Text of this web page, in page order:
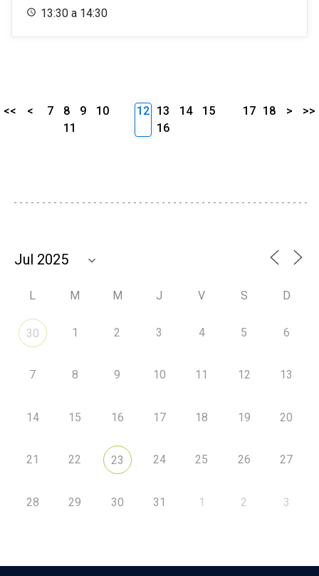
13:30 a 14:30
<< < 7 8 9
10
11
12 13 14
15
16
17 18 > >>
L M M J V S D
30 1 2 3 4 5 6
7 8 9 10 11 12 13
14 15 16 17 18 19 20
21 22 23 24 25 26 27
28 29 30 31 1 2 3